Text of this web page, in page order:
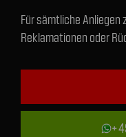
Für sämtliche
Reklamationen oder